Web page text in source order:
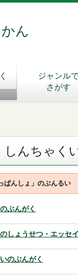
ん
ジャンル
さがす
しんちゃく
ぱんしょ」のぶんるい
ぶんがく
しょうせつ・エッセ
のぶんがく